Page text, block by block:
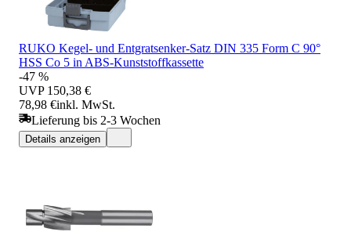
RUKO Kegel- und Entgratsenker-Satz DIN 335 Form C 90°
HSS Co 5 in ABS-Kunststoffkassette
-47 %
UVP 150,38 €
78,98 €inkl. MwSt.
Lieferung bis 2-3 Wochen
Details anzeigen